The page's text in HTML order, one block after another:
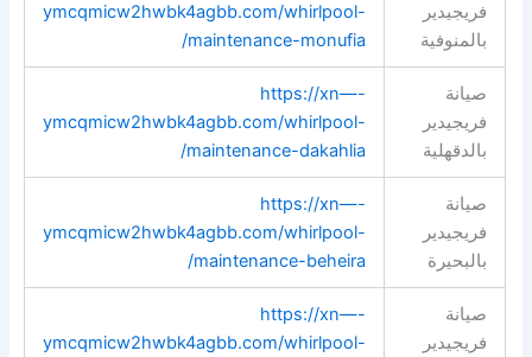
فريجيدير
بالمنوفية
ymcqmicw2hwbk4agbb.com/whirlpool-
maintenance-monufia/
صيانة
فريجيدير
بالدقهلية
https://xn—-
ymcqmicw2hwbk4agbb.com/whirlpool-
maintenance-dakahlia/
صيانة
فريجيدير
بالبحيرة
https://xn—-
ymcqmicw2hwbk4agbb.com/whirlpool-
maintenance-beheira/
صيانة
فريجيدير
https://xn—-
ymcqmicw2hwbk4agbb.com/whirlpool-